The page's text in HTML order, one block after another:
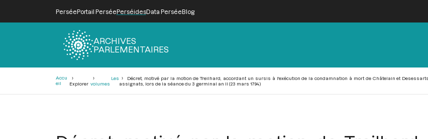
PerséePortail PerséePerséidesData PerséeBlog
ARCHIVES
PARLEMENTAIRES
Accu
eil
Explorer
Les
volumes
Décret, motivé par la motion de Treilhard, accordant un sursis à l'exécution de la condamnation à mort de Châtelain et
assignats, lors de la séance du 3 germinal an II (23 mars 1794)